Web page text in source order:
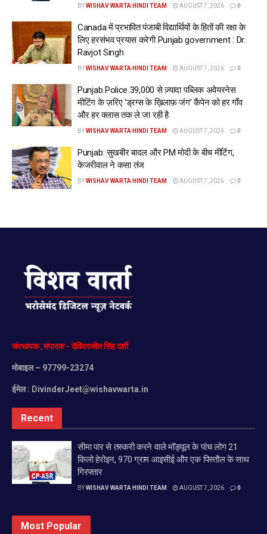
सड़कों पर है, दूसरी तरफ सरकार उनकी आवाज सुनने के बजाय उन पर
झूठे मामले (परचे) दर्ज कर रही है और लाठियां बरसा रही है।
अंत में, जय इंद्र कौर और पूरी भाजपा ने पंजाब सरकार से मांग की कि
युवाओं की आवाज को दबाने और डराने-धमकाने के बजाय उनकी मांगों को
पंजाब के युवाओं के भविष्य और अधिकारों की लड़ाई है।
और खबरें पढ़ने के लिए दिए गए लिंक पर क्लिक करें:
https://wishavwarta.in/
Tags: BJP government is formed in Punjab"- Jai Inder Kaur
Patiala News
BYWISHAV WARTA HINDI TEAM AUGUST 7, 2026 0
Canada में प्रभावित पंजाबी विद्यार्थियों के हितों की रक्षा के
लिए हरसंभव प्रयास करेगी Punjab government : Dr.
Ravjot Singh
BYWISHAV WARTA HINDI TEAM AUGUST 7, 2026 0
Punjab Police 39,000 से ज़्यादा पब्लिक अवेयरनेस
मीटिंग के ज़रिए ‘ड्रग्स के ख़िलाफ़ जंग’ कैंपेन को हर गाँव
और हर क्लास तक ले जा रही है
BYWISHAV WARTA HINDI TEAM AUGUST 7, 2026 0
Punjab: सुखबीर बादल और PM मोदी के बीच मीटिंग,
केजरीवाल ने कसा तंज
BYWISHAV WARTA HINDI TEAM AUGUST 7, 2026 0
संस्थापक,संपादक-देविंदरजीतसिंहदर्शी
मोबाइल– 97799-23274
ईमेल : DivinderJeet@wishavwarta.in
Recent
सीमा पार से तस्करी करने वाले मॉड्यूल के पांच लोग 21
किलो हेरोइन, 970 ग्राम आइसीई और एक पिस्तौल के साथ
गिरफ्तार
BYWISHAV WARTA HINDI TEAM AUGUST 7, 2026 0
Most Popular